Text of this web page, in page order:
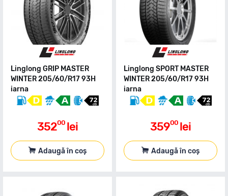
Linglong GRIP MASTER
WINTER 205/60/R17 93H
iarna
35200 lei
Adaugă în coș
Linglong SPORT MASTER
WINTER 205/60/R17 93H
iarna
35900 lei
Adaugă în coș